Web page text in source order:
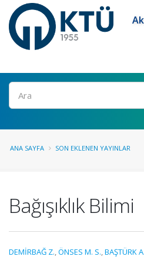
Ara
ANA SAYFA SON EKLENEN YAYINLAR
Bağışıklık Bilimi
DEMİRBAĞ Z.,ÖNSES M. S.,BAŞTÜRK A.